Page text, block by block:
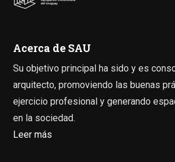
Acerca de SAU
Su objetivo principal ha sido y es
arquitecto, promoviendo las buenas
ejercicio profesional y generando
en la sociedad.
Leer más